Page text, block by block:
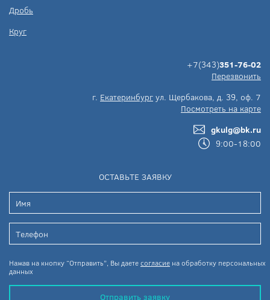
Дробь
Круг
+7(343)351-76-02
Перезвонить
г. Екатеринбург ул. Щербакова, д. 39, оф. 7
Посмотреть на карте
gkulg@bk.ru
9:00-18:00
ОСТАВЬТЕ ЗАЯВКУ
Нажав на кнопку “Отправить”, Вы даетесогласие на обработку персональных
данных
Отправить заявку